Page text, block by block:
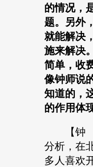
的情况，
题。另外
就能解决
施来解决
简单，收
像钟师说
知道的，
的作用体
【钟
分析，在
多人喜欢